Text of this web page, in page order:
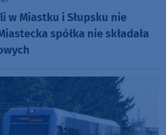
w Miastku i Słupsku nie
spółka nie składała